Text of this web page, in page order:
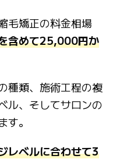
毛矯正の料金相場
含めて25,000円か
種類、施術工程の複
ル、そしてサロンの
。
レベルに合わせて3